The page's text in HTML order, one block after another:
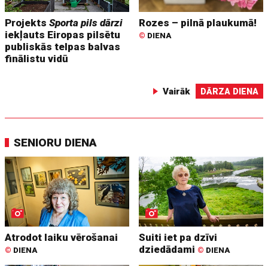
ProjektsSporta pils dārzi
iekļauts Eiropas pilsētu
publiskās telpas balvas
finālistu vidū
Rozes – pilnā plaukumā!
© DIENA
Vairāk DĀRZA DIENA
SENIORU DIENA
Atrodot laiku vērošanai
© DIENA
Suiti iet pa dzīvi
dziedādami © DIENA